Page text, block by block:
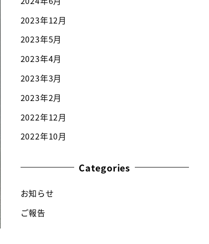
2023年12月
2023年5月
2023年4月
2023年3月
2023年2月
2022年12月
2022年10月
Categories
お知らせ
ご報告